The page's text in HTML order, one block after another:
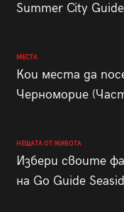
Summer City
МЕСТА
Кои места да
Черноморие
НЕЩАТА ОТ ЖИВОТА
Избери своите
на Go Guide